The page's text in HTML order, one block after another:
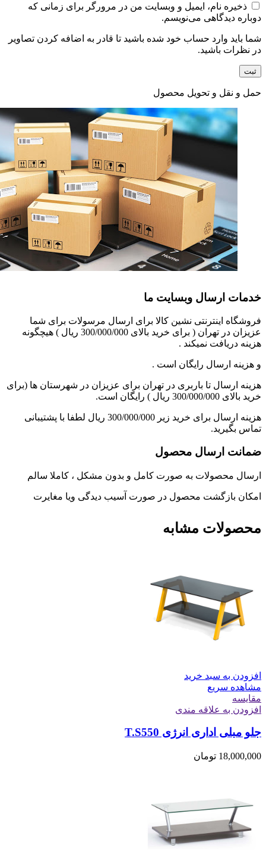
ذخیره نام، ایمیل و وبسایت من در مرورگر برای زمانی که
دوباره دیدگاهی می‌نویسم.
شما باید وارد حساب خود شده باشید تا قادر به اضافه کردن تصاویر
در نظرات باشید.
حمل و نقل و تحویل محصول
خدمات ارسال وبسایت ما
فروشگاه اینترنتی نشین کالا برای ارسال مرسولات برای شما
عزیزان در تهران ( برای خرید بالای 300/000/000 ریال ) هیچگونه
هزینه دریافت نمیکند .
و هزینه ارسال رایگان است .
هزینه ارسال تا باربری در تهران برای عزیزان در شهرستان ها (برای
خرید بالای 300/000/000 ریال ) رایگان است.
هزینه ارسال برای خرید زیر 300/000/000 ریال لطفا با پشتیبانی
تماس بگیرید.
ضمانت ارسال محصول
ارسال محصولات به صورت کامل و بدون مشکل ، کاملا سالم
امکان بازگشت محصول در صورت آسیب دیدگی ویا مغایرت
محصولات مشابه
افزودن به سبد خرید
مشاهده سریع
مقایسه
افزودن به علاقه مندی
جلو مبلی اداری انرژی T.S550
18,000,000 تومان